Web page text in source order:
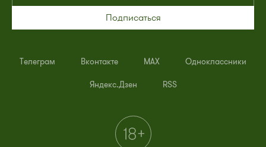
Подписаться
Телеграм Вконтакте MAX Одноклассники
Яндекс.Дзен RSS